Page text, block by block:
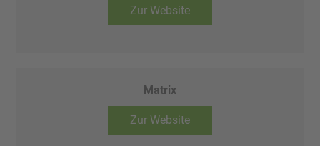
Zur Website
Matrix
Zur Website